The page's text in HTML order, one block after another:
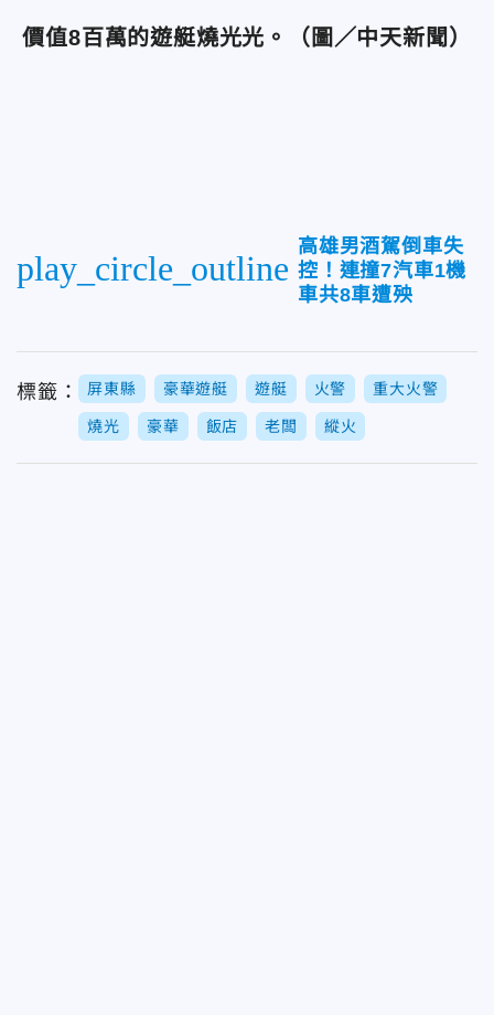
價值8百萬的遊艇燒光光。 （圖／中天新聞）
play_circle_outline
高雄男酒駕倒車失
控！連撞7汽車1機
車共8車遭殃
標籤： 屏東縣 豪華遊艇 遊艇 火警 重大火警
燒光 豪華 飯店 老闆 縱火